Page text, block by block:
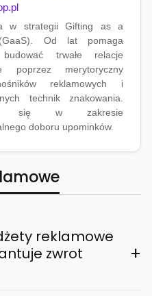
w strategii Gifting as a
Od lat pomaga
trwałe relacje
poprzez merytoryczny
reklamowych i
technik znakowania.
się w zakresie
doboru upominków.
reklamowe
zwrot
+